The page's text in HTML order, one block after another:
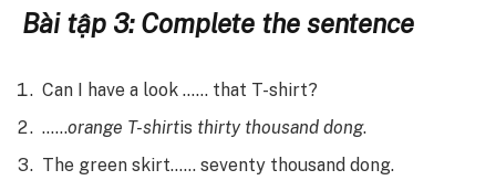
Bài tập 3: Complete the sentence
Can I have a look …… that T-shirt?
……orange T-shirtis thirty thousand dong.
The green skirt…… seventy thousand dong.